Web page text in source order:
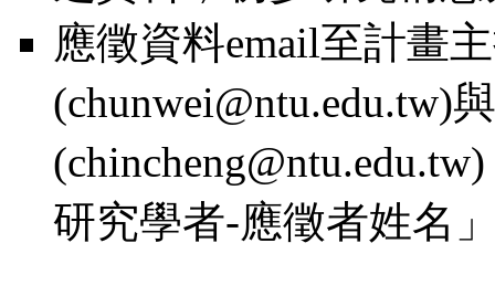
應徵資料email至計畫
(chunwei@ntu.edu.tw)
研究學者-應徵者姓名